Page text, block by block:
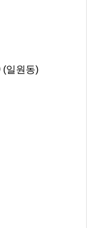
(일원동)